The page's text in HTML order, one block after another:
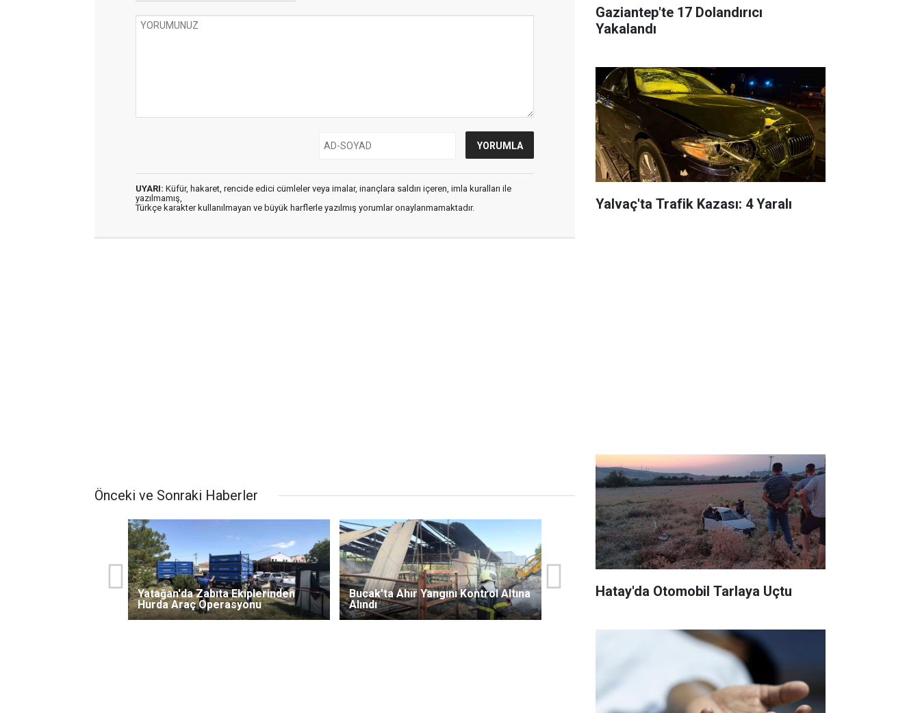
UYARI: Küfür, hakaret, rencide edici cümleler veya imalar, inançlara saldırı içeren, imla kuralları ile
yazılmamış,
Türkçe karakter kullanılmayan ve büyük harflerle yazılmış yorumlar onaylanmamaktadır.
Önceki ve Sonraki Haberler
Yatağan'da Zabıta Ekiplerinden
Hurda Araç Operasyonu
Bucak'ta Ahır Yangını Kontrol Altına
Alındı
Gaziantep'te 17 Dolandırıcı
Yakalandı
Yalvaç'ta Trafik Kazası: 4 Yaralı
Hatay'da Otomobil Tarlaya Uçtu